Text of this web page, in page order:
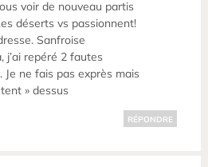
voir de nouveau partis
déserts vs passionnent!
Sanfroise
j’ai repéré 2 fautes
Je ne fais pas exprès mais
» dessus
RÉPONDRE